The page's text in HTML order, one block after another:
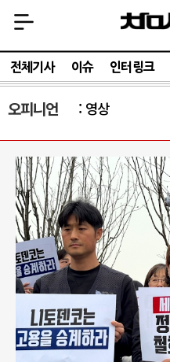
전체기사 이슈 인터링크
오피니언 영상